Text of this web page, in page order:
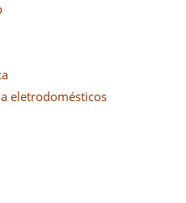
eletrodomésticos